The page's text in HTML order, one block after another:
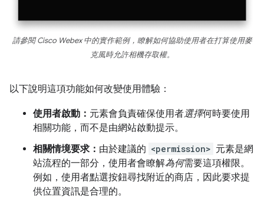
請參閱 Cisco Webex 中的實作範例，瞭解如何協助使用者在打算使用麥
克風時允許相機存取權。
以下說明這項功能如何改變使用體驗：
使用者啟動： 元素會負責確保使用者選擇何時要使用
相關功能，而不是由網站啟動提示。
相關情境要求： 由於建議的 <permission> 元素是網
站流程的一部分，使用者會瞭解為何需要這項權限。
例如，使用者點選按鈕尋找附近的商店，因此要求提
供位置資訊是合理的。